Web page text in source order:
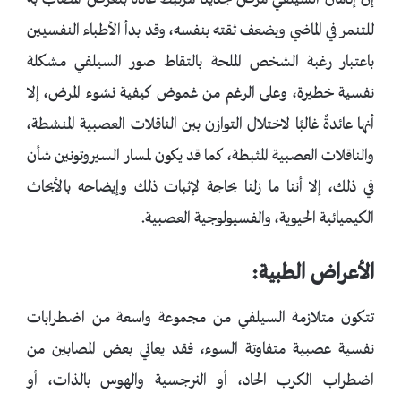
للتنمر في الماضي وبضعف ثقته بنفسه، وقد بدأ الأطباء النفسيين
باعتبار رغبة الشخص الملحة بالتقاط صور السيلفي مشكلة
نفسية خطيرة، وعلى الرغم من غموض كيفية نشوء المرض، إلا
أنها عائدةٌ غالبًا لاختلال التوازن بين الناقلات العصبية المنشطة،
والناقلات العصبية المثبطة، كما قد يكون لمسار السيروتونين شأن
في ذلك، إلا أننا ما زلنا بحاجة لإثبات ذلك وإيضاحه بالأبحاث
الكيميائية الحيوية، والفسيولوجية العصبية.
الأعراض الطبية:
تتكون متلازمة السيلفي من مجموعة واسعة من اضطرابات
نفسية عصبية متفاوتة السوء، فقد يعاني بعض المصابين من
اضطراب الكرب الحاد، أو النرجسية والهوس بالذات، أو